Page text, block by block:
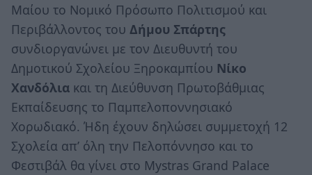
Μαίου το Νομικό Πρόσωπο Πολιτισμού και
Περιβάλλοντος του Δήμου Σπάρτης
συνδιοργανώνει με τον Διευθυντή του
Δημοτικού Σχολείου Ξηροκαμπίου Νίκο
Χανδόλια και τη Διεύθυνση Πρωτοβάθμιας
Εκπαίδευσης το Παμπελοποννησιακό
Χορωδιακό. Ήδη έχουν δηλώσει συμμετοχή 12
Σχολεία απ’ όλη την Πελοπόννησο και το
Φεστιβάλ θα γίνει στο Mystras Grand Palace